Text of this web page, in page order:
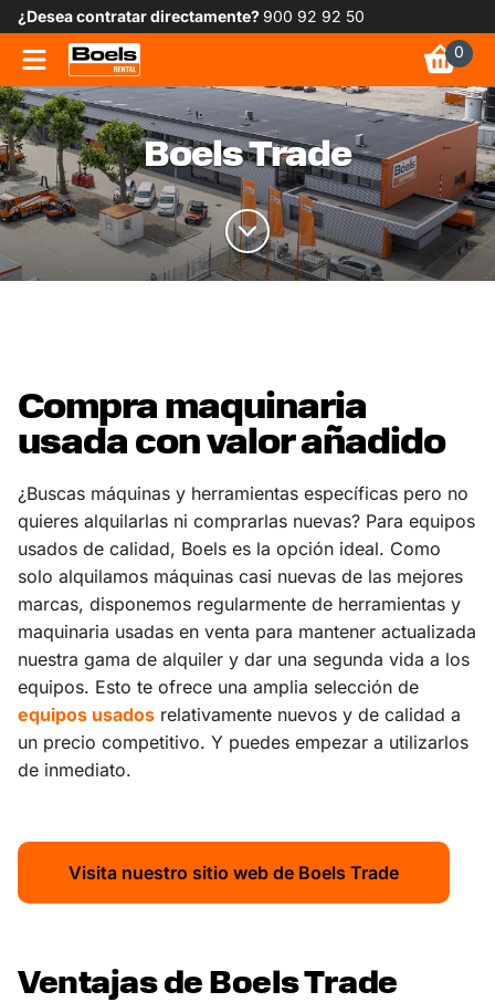
¿Desea contratar directamente?900 92 92 50
0
Boels Trade
Compra maquinaria
usada con valor añadido
¿Buscas máquinas y herramientas específicas pero no
quieres alquilarlas ni comprarlas nuevas? Para equipos
usados de calidad, Boels es la opción ideal. Como
solo alquilamos máquinas casi nuevas de las mejores
marcas, disponemos regularmente de herramientas y
maquinaria usadas en venta para mantener actualizada
nuestra gama de alquiler y dar una segunda vida a los
equipos. Esto te ofrece una amplia selección de
equipos usados relativamente nuevos y de calidad a
un precio competitivo. Y puedes empezar a utilizarlos
de inmediato.
Visita nuestro sitio web de Boels Trade
Ventajas de Boels Trade